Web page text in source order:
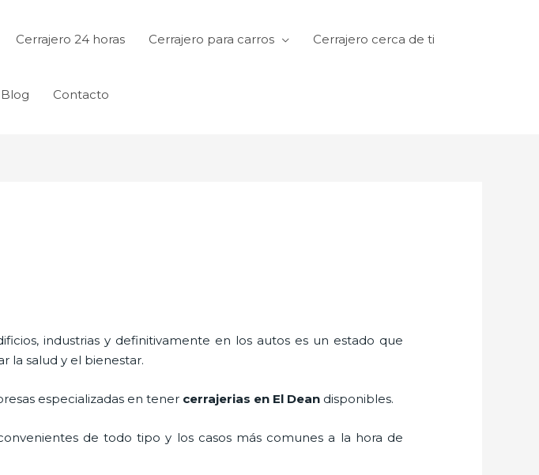
Cerrajero 24 horas Cerrajero para carros Cerrajero cerca de ti
Blog Contacto
industrias y definitivamente en los autos es un estado que
la salud y el bienestar.
especializadas en tener cerrajerias en El Dean disponibles.
de todo tipo y los casos más comunes a la hora de